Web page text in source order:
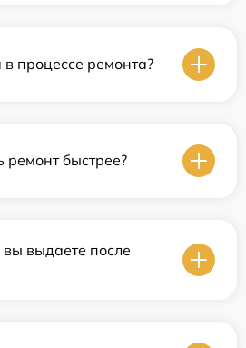
процессе ремонта?
быстрее?
выдаете после